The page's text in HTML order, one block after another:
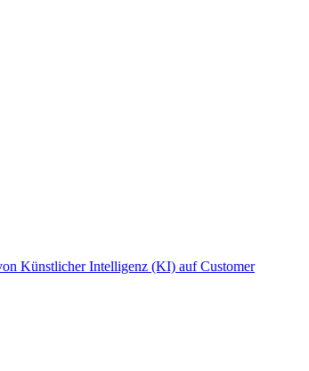
Künstlicher Intelligenz (KI) auf Customer